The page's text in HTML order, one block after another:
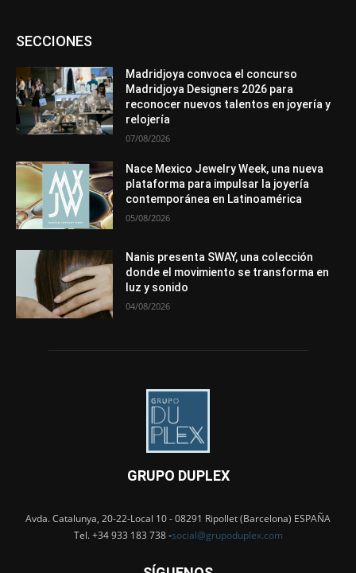
SECCIONESAsociaciones
Entrevistas
Mundo Técnico
Novedades Opiniones
Perspectiva
Premios
Secciones Sin categoría
Más
Madridjoya convoca el concurso
Madridjoya Designers 2026 para
reconocer nuevos talentos en joyería y
relojería
07/08/2026
Nace Mexico Jewelry Week, una nueva
plataforma para impulsar la joyería
contemporánea en Latinoamérica
05/08/2026
Nanis presenta SWAY, una colección
donde el movimiento se transforma en
luz y sonido
04/08/2026
GRUPO DUPLEX
Avda. Catalunya, 20-22-Local 10 - 08291 Ripollet (Barcelona) ESPAÑA
Tel. +34 933 183 738 -social@grupoduplex.com